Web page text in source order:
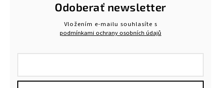
Odoberať newsletter
Vložením e-mailu souhlasíte s
podmínkami ochrany osobních údajů